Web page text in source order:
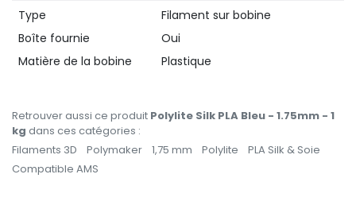
Type
Filament sur bobine
Boîte fournie
Oui
Matière de la bobine
Plastique
Retrouver aussi ce produit Polylite Silk PLA Bleu - 1.75mm - 1
kg dans ces catégories :
Filaments 3D
Polymaker 1,75 mm Polylite
PLA Silk & Soie
Compatible AMS